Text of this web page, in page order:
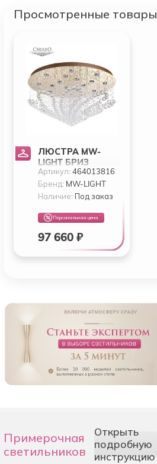
Просмотренные товары
ЛЮСТРА MW-
LIGHT БРИЗ
464013816
Артикул:464013816
Бренд: MW-LIGHT
Наличие: Под заказ
Персональная цена
97 660 ₽
Примерочная
светильников
Открыть
подробную
инструкцию